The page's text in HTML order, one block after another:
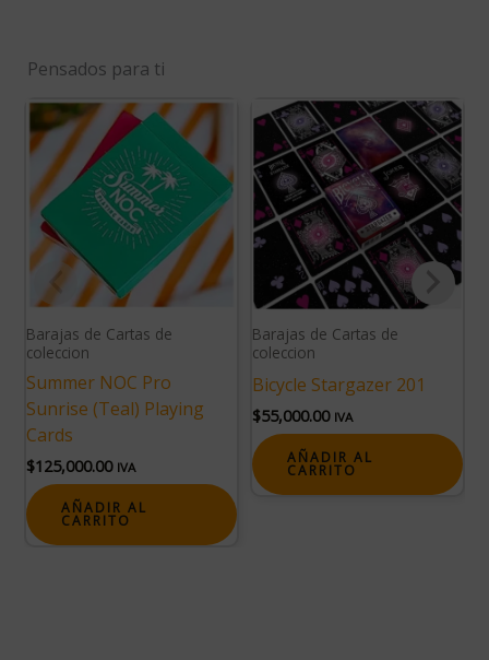
Pensados para ti
Barajas de Cartas de
coleccion
Summer NOC Pro
Sunrise (Teal) Playing
Cards
$125,000.00 IVA
AÑADIR AL
CARRITO
Barajas de Cartas de
coleccion
Bicycle Stargazer 201
$55,000.00 IVA
AÑADIR AL
CARRITO